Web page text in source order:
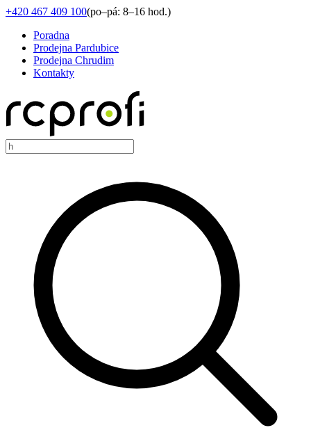
+420 467 409 100(po–pá: 8–16 hod.)
Poradna
Prodejna Pardubice
Prodejna Chrudim
Kontakty